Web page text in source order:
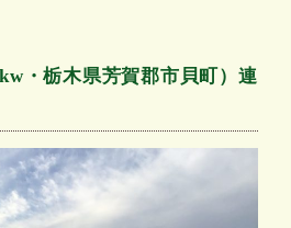
・栃木県芳賀郡市貝町）連